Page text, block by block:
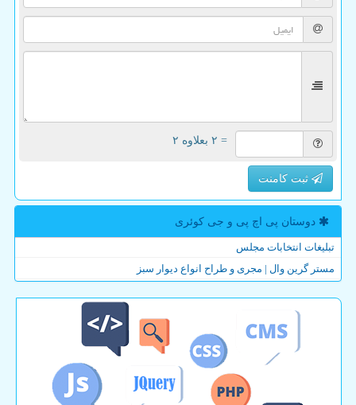
= ۲ بعلاوه ۲
ثبت کامنت
دوستان پی اچ پی و جی كوئری
تبلیغات انتخابات مجلس
مستر گرین وال | مجری و طراح انواع دیوار سبز